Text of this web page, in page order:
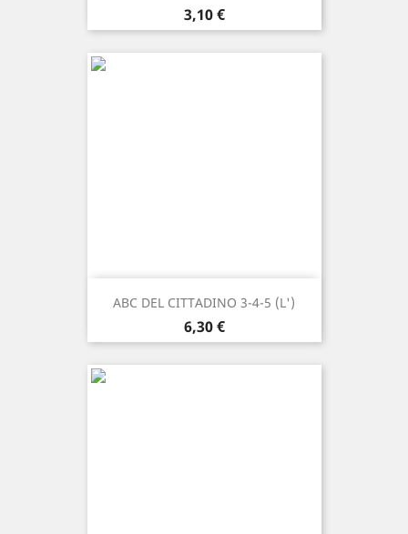
Prezzo
3,10 €
ABC DEL CITTADINO 3-4-5 (L')
Prezzo
6,30 €